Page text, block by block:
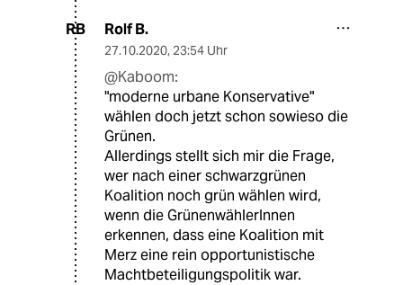
RB Rolf B.
27.10.2020, 23:54 Uhr
@Kaboom:
"moderne urbane Konservative"
wählen doch jetzt schon sowieso die
Grünen.
Allerdings stellt sich mir die Frage,
wer nach einer schwarzgrünen
Koalition noch grün wählen wird,
wenn die GrünenwählerInnen
erkennen, dass eine Koalition mit
Merz eine rein opportunistische
Machtbeteiligungspolitik war.